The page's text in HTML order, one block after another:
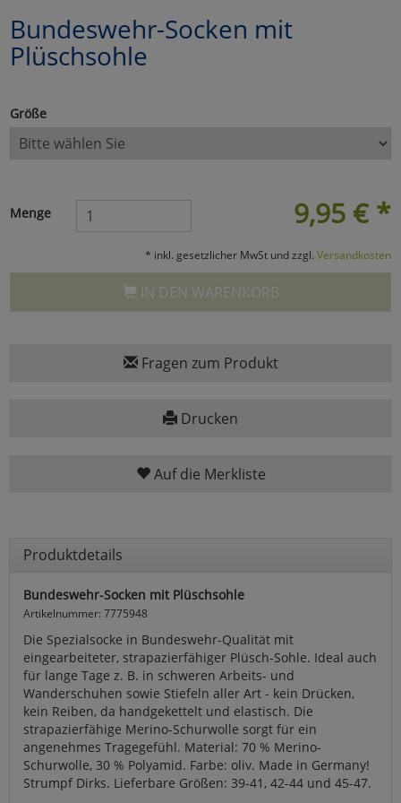
Bundeswehr-Socken mit
Plüschsohle
Größe
9,95 € *
Menge
* inkl. gesetzlicher MwSt und zzgl. Versandkosten
IN DEN WARENKORB
Fragen zum Produkt
Drucken
Auf die Merkliste
Produktdetails
Bundeswehr-Socken mit Plüschsohle
Artikelnummer: 7775948
Die Spezialsocke in Bundeswehr-Qualität mit
eingearbeiteter, strapazierfähiger Plüsch-Sohle. Ideal auch
für lange Tage z. B. in schweren Arbeits- und
Wanderschuhen sowie Stiefeln aller Art - kein Drücken,
kein Reiben, da handgekettelt und elastisch. Die
strapazierfähige Merino-Schurwolle sorgt für ein
angenehmes Tragegefühl. Material: 70 % Merino-
Schurwolle, 30 % Polyamid. Farbe: oliv. Made in Germany!
Strumpf Dirks. Lieferbare Größen: 39-41, 42-44 und 45-47.
Marketing
zurück
zu Haupptseite